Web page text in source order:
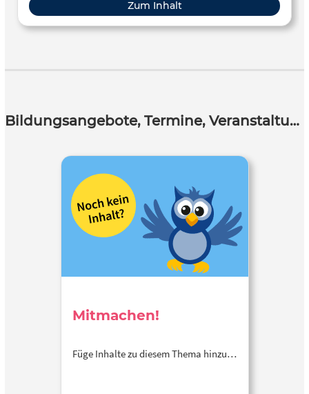
Zum Inhalt
Bildungsangebote, Termine, Veranstaltungen
Mitmachen!
Füge Inhalte zu diesem Thema hinzu…